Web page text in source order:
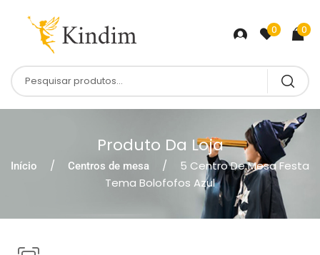
0 0
Produto Da Loja
Início Centros de mesa
5 Centro De Mesa Festa
Tema Bolofofos Azul